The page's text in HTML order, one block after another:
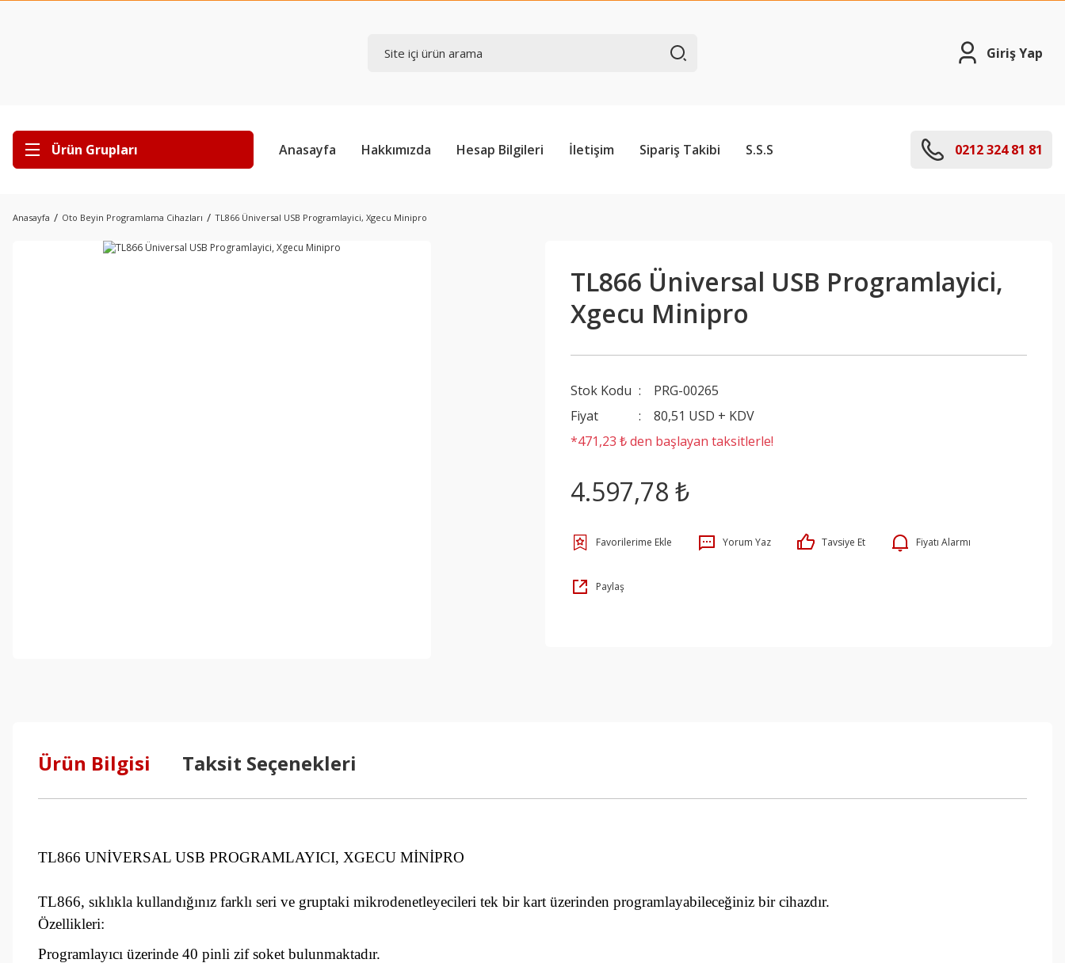
Giriş Yap
Ürün Grupları Anasayfa Hakkımızda Hesap Bilgileri İletişim Sipariş Takibi S.S.S 0212 324 81 81
Anasayfa Oto Beyin Programlama Cihazları TL866 Üniversal USB Programlayici, Xgecu Minipro
TL866 Üniversal USB Programlayici,
Xgecu Minipro
Stok Kodu
PRG-00265
Fiyat
80,51 USD + KDV
*471,23 ₺ den başlayan taksitlerle!
4.597,78 ₺
Yorum Yaz Tavsiye Et Fiyatı Alarmı
Paylaş
Ürün Bilgisi Taksit Seçenekleri
TL866 UNİVERSAL USB PROGRAMLAYICI, XGECU MİNİPRO
TL866, sıklıkla kullandığınız farklı seri ve gruptaki mikrodenetleyecileri tek bir kart üzerinden programlayabileceğiniz bir cihazdır.
Özellikleri:
Programlayıcı üzerinde 40 pinli zif soket bulunmaktadır.